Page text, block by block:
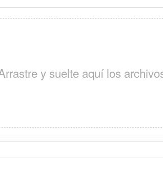
y suelte aquí los